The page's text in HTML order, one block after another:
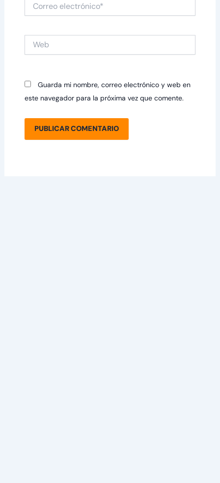
electrónico*
Guarda mi nombre, correo electrónico y web en
este navegador para la próxima vez que comente.